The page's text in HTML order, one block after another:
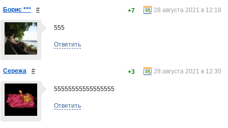
Борис *** # 28 августа 2021 в 12:18
+7
555
Ответить
Сережа # 28 августа 2021 в 12:30
+3
55555555555555555
Ответить